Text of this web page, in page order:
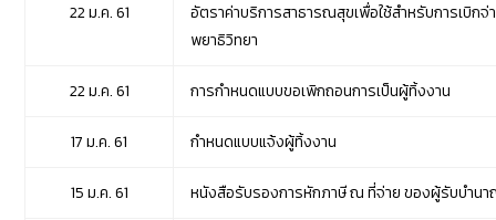
22 ม.ค. 61
อัตราค่าบริการสาธารณสุขเพื่อใช้สำหรับการเบิก
พยาธิวิทยา
22 ม.ค. 61 การกำหนดแบบขอเพิกถอนการเป็นผู้ทิ้งงาน
17 ม.ค. 61 กำหนดแบบแจ้งผู้ทิ้งงาน
15 ม.ค. 61 หนังสือรับรองการหักภาษี ณ ที่จ่าย ของผู้รับบำน